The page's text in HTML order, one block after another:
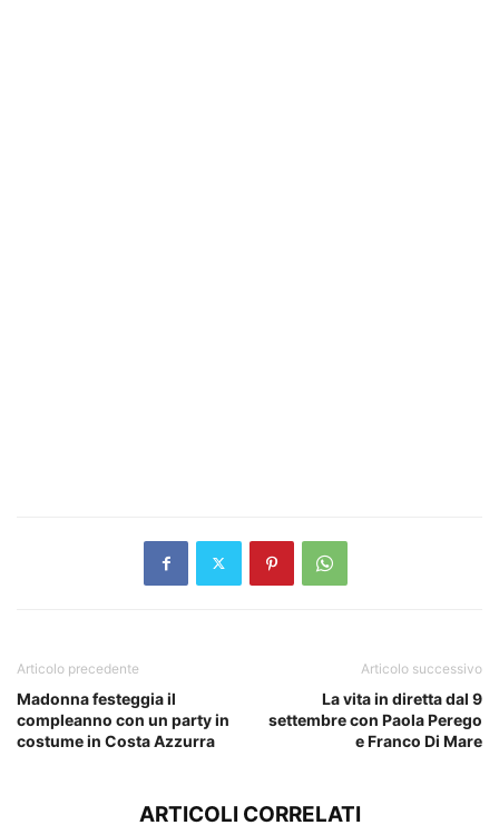
Articolo precedente
Madonna festeggia il
compleanno con un party in
costume in Costa Azzurra
Articolo successivo
La vita in diretta dal 9
settembre con Paola Perego
e Franco Di Mare
ARTICOLI CORRELATI